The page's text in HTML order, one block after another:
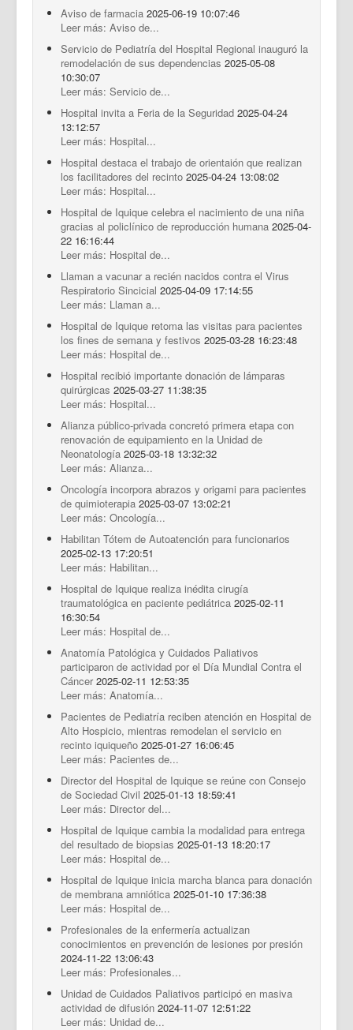
Aviso de farmacia 2025-06-19 10:07:46
Leer más: Aviso de...
Servicio de Pediatría del Hospital Regional inauguró la
remodelación de sus dependencias 2025-05-08
10:30:07
Leer más: Servicio de...
Hospital invita a Feria de la Seguridad 2025-04-24
13:12:57
Leer más: Hospital...
Hospital destaca el trabajo de orientaión que realizan
los facilitadores del recinto 2025-04-24 13:08:02
Leer más: Hospital...
Hospital de Iquique celebra el nacimiento de una niña
gracias al policlínico de reproducción humana 2025-04-
22 16:16:44
Leer más: Hospital de...
Llaman a vacunar a recién nacidos contra el Virus
Respiratorio Sincicial 2025-04-09 17:14:55
Leer más: Llaman a...
Hospital de Iquique retoma las visitas para pacientes
los fines de semana y festivos 2025-03-28 16:23:48
Leer más: Hospital de...
Hospital recibió importante donación de lámparas
quirúrgicas 2025-03-27 11:38:35
Leer más: Hospital...
Alianza público-privada concretó primera etapa con
renovación de equipamiento en la Unidad de
Neonatología 2025-03-18 13:32:32
Leer más: Alianza...
Oncología incorpora abrazos y origami para pacientes
de quimioterapia 2025-03-07 13:02:21
Leer más: Oncología...
Habilitan Tótem de Autoatención para funcionarios
2025-02-13 17:20:51
Leer más: Habilitan...
Hospital de Iquique realiza inédita cirugía
traumatológica en paciente pediátrica 2025-02-11
16:30:54
Leer más: Hospital de...
Anatomía Patológica y Cuidados Paliativos
participaron de actividad por el Día Mundial Contra el
Cáncer 2025-02-11 12:53:35
Leer más: Anatomía...
Pacientes de Pediatría reciben atención en Hospital de
Alto Hospicio, mientras remodelan el servicio en
recinto iquiqueño 2025-01-27 16:06:45
Leer más: Pacientes de...
Director del Hospital de Iquique se reúne con Consejo
de Sociedad Civil 2025-01-13 18:59:41
Leer más: Director del...
Hospital de Iquique cambia la modalidad para entrega
del resultado de biopsias 2025-01-13 18:20:17
Leer más: Hospital de...
Hospital de Iquique inicia marcha blanca para donación
de membrana amniótica 2025-01-10 17:36:38
Leer más: Hospital de...
Profesionales de la enfermería actualizan
conocimientos en prevención de lesiones por presión
2024-11-22 13:06:43
Leer más: Profesionales...
Unidad de Cuidados Paliativos participó en masiva
actividad de difusión 2024-11-07 12:51:22
Leer más: Unidad de...